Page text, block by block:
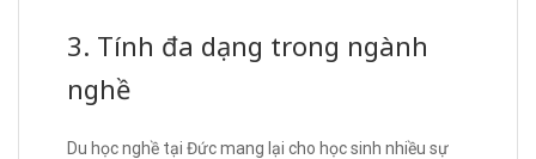
3. Tính đa dạng trong ngành
nghề
Du học nghề tại Đức mang lại cho học sinh nhiều sự